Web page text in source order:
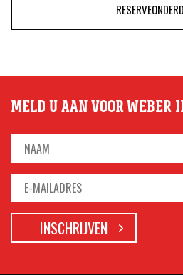
MELD U AAN VOOR WEBER